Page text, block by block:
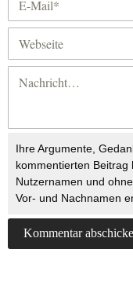
Ihre Argumente,
kommentierten
Nutzernamen und
Vor- und Nachnamen